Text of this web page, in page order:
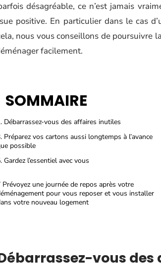
désagréable, ce n’est jamais
positive. En particulier dans le cas
nous vous conseillons de poursuivre
facilement.
SOMMAIRE
Débarrassez-vous des affaires inutiles
Préparez vos cartons aussi longtemps à l’avance
possible
Gardez l’essentiel avec vous
Prévoyez une journée de repos après votre
pour vous reposer et vous installer
votre nouveau logement
vous